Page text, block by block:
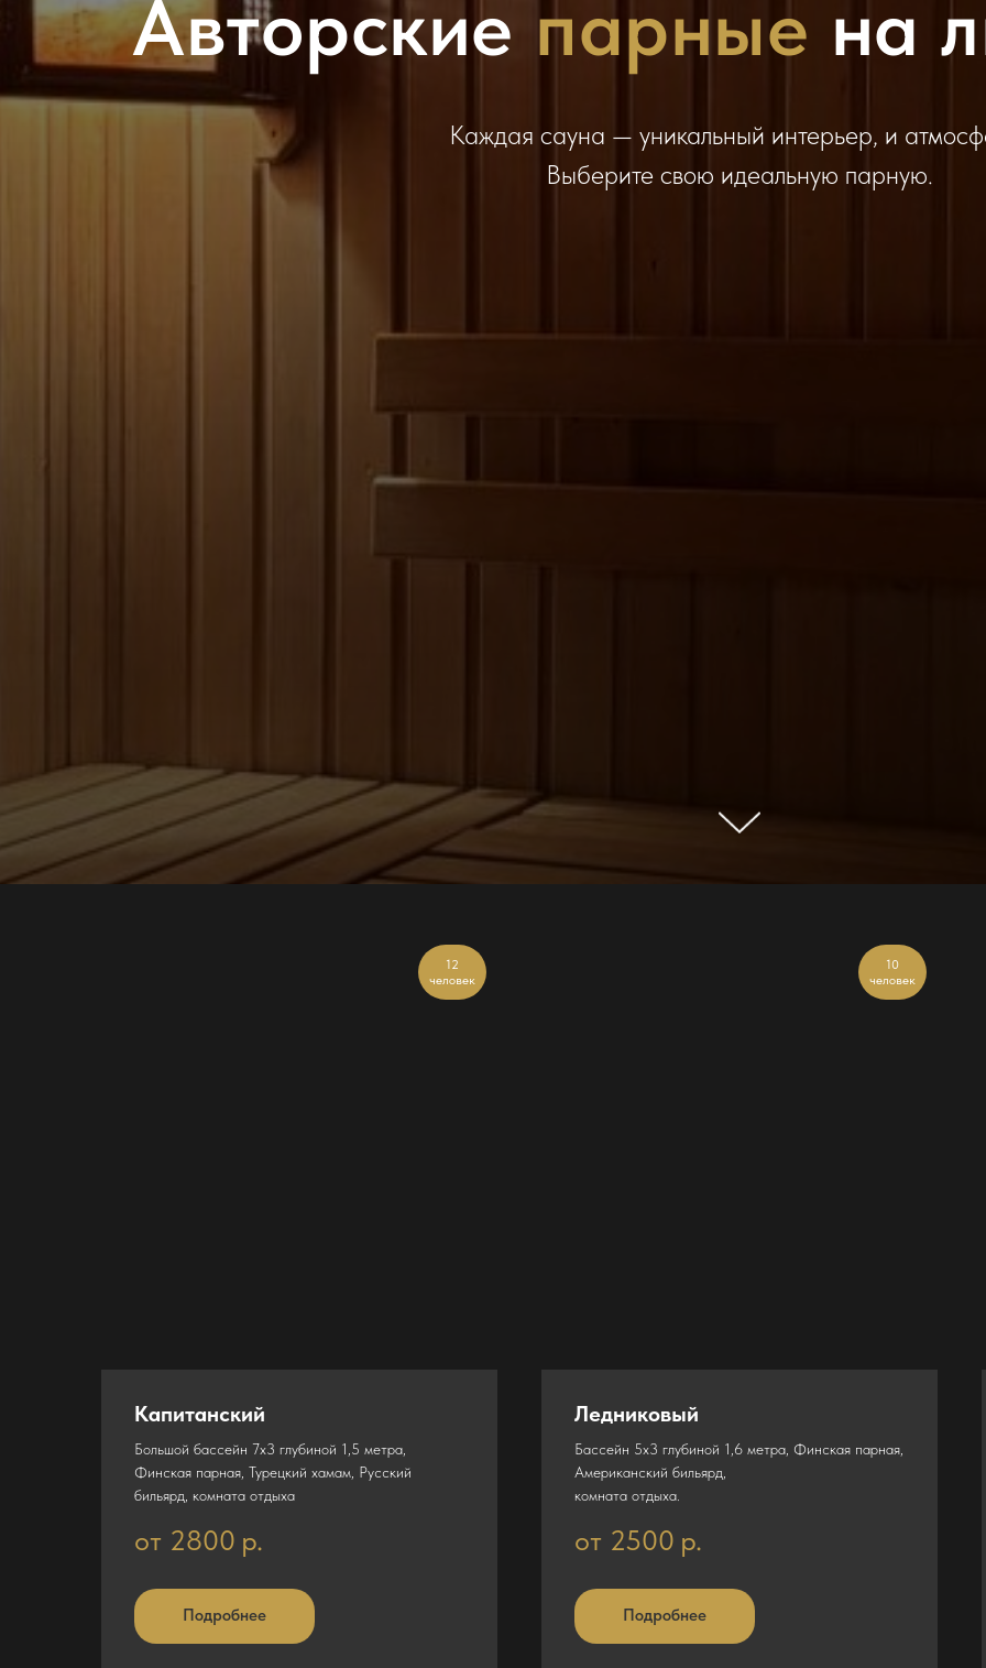
Авторские парные на
Каждая сауна — уникальный интерьер, и
Выберите свою идеальную парную.
12
человек
Капитанский
Большой бассейн 7х3 глубиной 1,5 метра,
Финская парная, Турецкий хамам, Русский
бильярд, комната отдыха
от 2800 р.
Подробнее
10
человек
Ледниковый
Бассейн 5х3 глубиной 1,6 метра, Финская парная,
Американский бильярд,
комната отдыха.
от 2500 р.
Подробнее